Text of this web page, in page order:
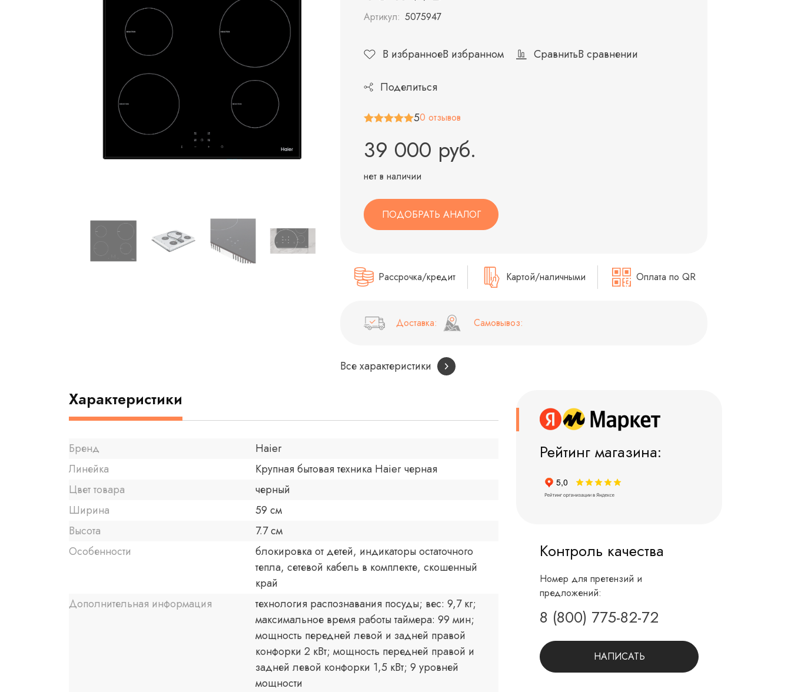
Артикул: 5075947
В избранноеВ избранном СравнитьВ сравнении
Поделиться
50 отзывов
39 000 руб.
нет в наличии
ПОДОБРАТЬ АНАЛОГ
Рассрочка/кредит Картой/наличными Оплата по QR
Доставка: Самовывоз:
Все характеристики
Рейтинг магазина:
Контроль качества
Номер для претензий и
предложений:
8 (800) 775-82-72
НАПИСАТЬ
Характеристики
Бренд
Haier
Линейка
Крупная бытовая техника Haier черная
Цвет товара
черный
Ширина
59 см
Высота
7.7 см
Особенности
блокировка от детей, индикаторы остаточного
тепла, сетевой кабель в комплекте, скошенный
край
Дополнительная информация
технология распознавания посуды; вес: 9,7 кг;
максимальное время работы таймера: 99 мин;
мощность передней левой и задней правой
конфорки 2 кВт; мощность передней правой и
задней левой конфорки 1,5 кВт; 9 уровней
мощности